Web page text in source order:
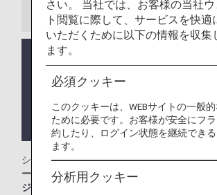
お知らせ
ラウンジ所有者がANAではない空港に
ります。
ラウンジが所在する国や州により入室
ある場合があります。
シンガポール・チャンギ空港では、ファー
ークリスラウンジ、ビジネスクラス シルバ
ジ
さい。 当社では、お客様の当社ウ
ト閲覧に際して、サービスを快適
いただくために以下の情報を収集
ます。
必須クッキー
このクッキーは、WEBサイトの一般
ために必要です。お客様が安全にフ
約したり、ログイン状態を継続でき
ます。
分析用クッキー